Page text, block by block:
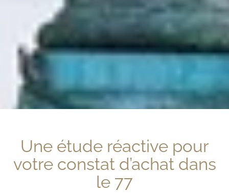
Une étude réactive pour
votre constat d’achat dans
le 77